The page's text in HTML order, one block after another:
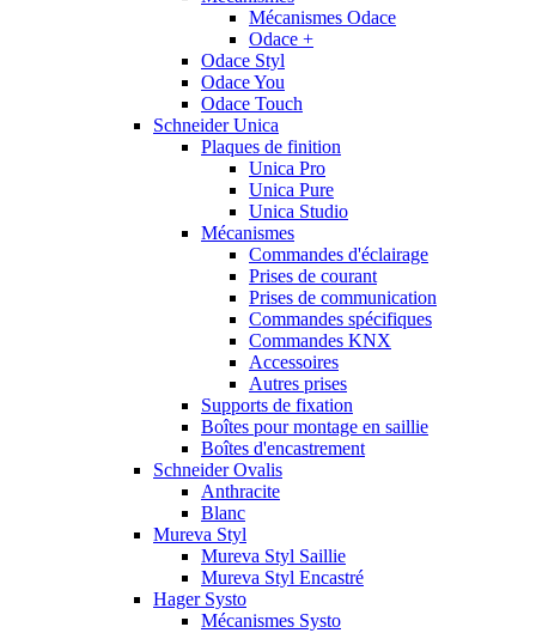
Mécanismes Odace
Odace +
Odace Styl
Odace You
Odace Touch
Schneider Unica
Plaques de finition
Unica Pro
Unica Pure
Unica Studio
Mécanismes
Commandes d'éclairage
Prises de courant
Prises de communication
Commandes spécifiques
Commandes KNX
Accessoires
Autres prises
Supports de fixation
Boîtes pour montage en saillie
Boîtes d'encastrement
Schneider Ovalis
Anthracite
Blanc
Mureva Styl
Mureva Styl Saillie
Mureva Styl Encastré
Hager Systo
Mécanismes Systo